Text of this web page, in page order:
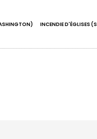
INCENDIE D'ÉGLISES